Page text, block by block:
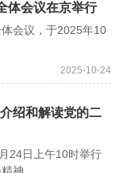
体会议在京举行
会议，于2025年10
2025-10-24
绍和解读党的二
24日上午10时举行